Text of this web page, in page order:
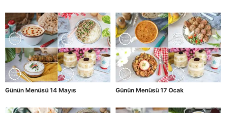
Günün Menüsü 14 Mayıs Günün Menüsü 17 Ocak